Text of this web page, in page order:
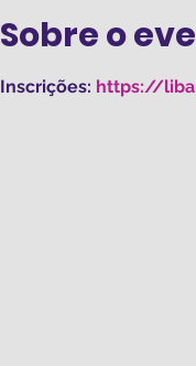
Sobre o
Inscrições: https://